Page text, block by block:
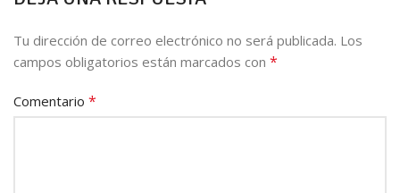
Tu dirección de correo electrónico no será publicada. Los
campos obligatorios están marcados con *
Comentario *